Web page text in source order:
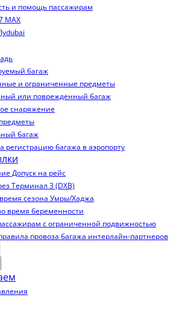
и помощь пассажирам
MAX
багаж
и ограниченные предметы
или поврежденный багаж
снаряжение
багаж
регистрацию багажа в аэропорту
Допуск на рейс
Терминал 3 (DXB)
сезона Умры/Хаджа
время беременности
с ограниченной подвижностью
провоза багажа интерлайн-партнеров